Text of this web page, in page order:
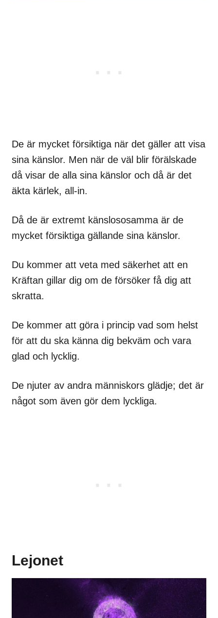
De är mycket försiktiga när det gäller att visa
sina känslor. Men när de väl blir förälskade
då visar de alla sina känslor och då är det
äkta kärlek, all-in.
Då de är extremt känslososamma är de
mycket försiktiga gällande sina känslor.
Du kommer att veta med säkerhet att en
Kräftan gillar dig om de försöker få dig att
skratta.
De kommer att göra i princip vad som helst
för att du ska känna dig bekväm och vara
glad och lycklig.
De njuter av andra människors glädje; det är
något som även gör dem lyckliga.
Lejonet